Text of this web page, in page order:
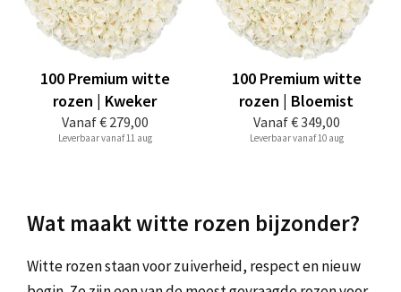
Vanaf€ 279,00
100 Premium witte
rozen | Kweker
Leverbaar vanaf 11 aug
Vanaf€ 349,00
100 Premium witte
rozen | Bloemist
Leverbaar vanaf 10 aug
Wat maakt witte rozen bijzonder?
Witte rozen staan voor zuiverheid, respect en nieuw